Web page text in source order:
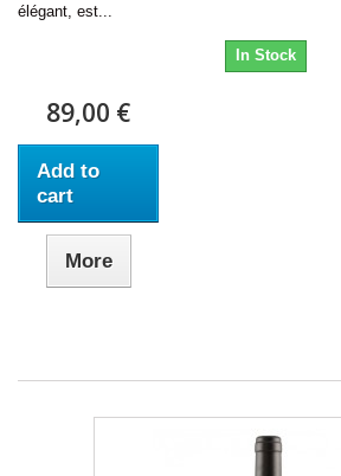
élégant, est...
In Stock
89,00 €
Add to
cart
More